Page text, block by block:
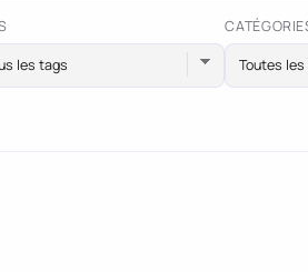
les tags Toutes